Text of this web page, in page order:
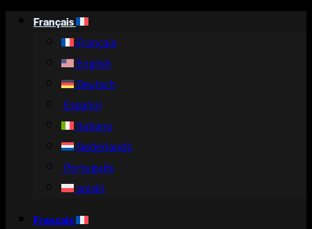
PasserFrançais
Français
English
Deutsch
Español
Italiano
Nederlands
Português
polski
Français